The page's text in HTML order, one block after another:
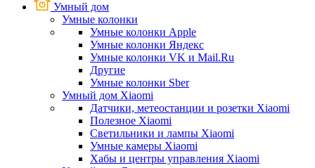
Умный дом
Умные колонки
Умные колонки Apple
Умные колонки Яндекс
Умные колонки VK и Mail.Ru
Другие
Умные колонки Sber
Умный дом Xiaomi
Датчики, метеостанции и розетки Xiaomi
Полезное Xiaomi
Светильники и лампы Xiaomi
Умные камеры Xiaomi
Хабы и центры управления Xiaomi